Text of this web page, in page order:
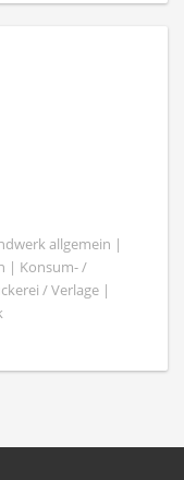
allgemein |
| Konsum- /
/ Verlage |